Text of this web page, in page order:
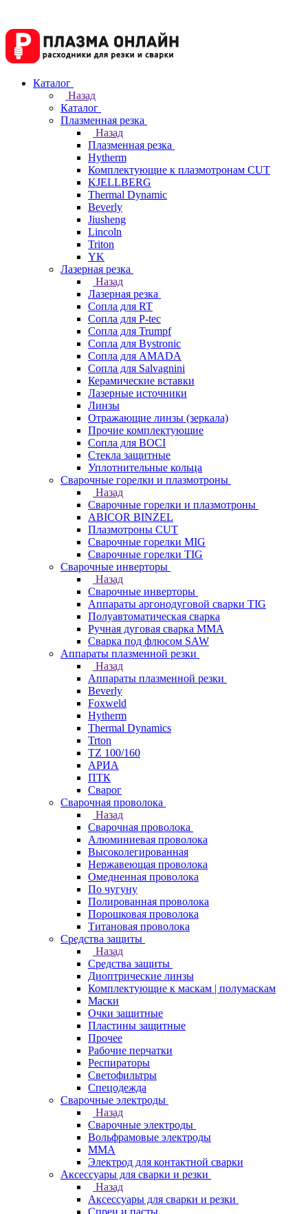
Каталог
Назад
Каталог
Плазменная резка
Назад
Плазменная резка
Hytherm
Комплектующие к плазмотронам CUT
KJELLBERG
Thermal Dynamic
Beverly
Jiusheng
Lincoln
Triton
YK
Лазерная резка
Назад
Лазерная резка
Сопла для RT
Сопла для P-tec
Сопла для Trumpf
Сопла для Bystronic
Сопла для AMADA
Сопла для Salvagnini
Керамические вставки
Лазерные источники
Линзы
Отражающие линзы (зеркала)
Прочие комплектующие
Сопла для BOCI
Стекла защитные
Уплотнительные кольца
Сварочные горелки и плазмотроны
Назад
Сварочные горелки и плазмотроны
ABICOR BINZEL
Плазмотроны CUT
Сварочные горелки MIG
Сварочные горелки TIG
Сварочные инверторы
Назад
Сварочные инверторы
Аппараты аргонодуговой сварки TIG
Полуавтоматическая сварка
Ручная дуговая сварка MMA
Сварка под флюсом SAW
Аппараты плазменной резки
Назад
Аппараты плазменной резки
Beverly
Foxweld
Hytherm
Thermal Dynamics
Trton
TZ 100/160
АРИА
ПТК
Сварог
Сварочная проволока
Назад
Сварочная проволока
Алюминиевая проволока
Высоколегированная
Нержавеющая проволока
Омедненная проволока
По чугуну
Полированная проволока
Порошковая проволока
Титановая проволока
Средства защиты
Назад
Средства защиты
Диоптрические линзы
Комплектующие к маскам | полумаскам
Маски
Очки защитные
Пластины защитные
Прочее
Рабочие перчатки
Респираторы
Светофильтры
Спецодежда
Сварочные электроды
Назад
Сварочные электроды
Вольфрамовые электроды
ММА
Электрод для контактной сварки
Аксессуары для сварки и резки
Назад
Аксессуары для сварки и резки
Спреи и пасты